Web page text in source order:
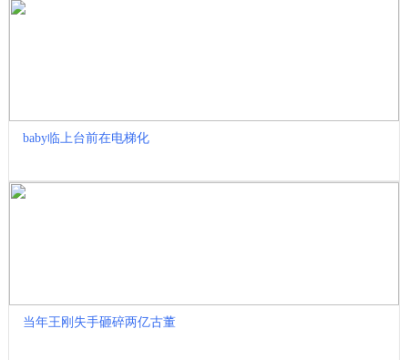
baby临上台前在电梯化
当年王刚失手砸碎两亿古董